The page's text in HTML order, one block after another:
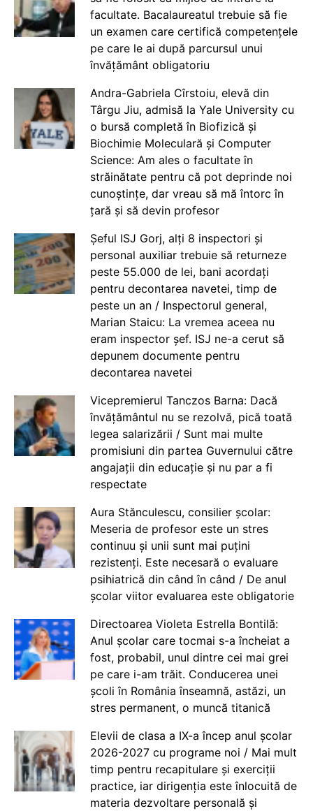
facultate. Bacalaureatul trebuie să fie
un examen care certifică competențele
pe care le ai după parcursul unui
învățământ obligatoriu
Andra-Gabriela Cîrstoiu, elevă din
Târgu Jiu, admisă la Yale University cu
o bursă completă în Biofizică și
Biochimie Moleculară și Computer
Science: Am ales o facultate în
străinătate pentru că pot deprinde noi
cunoștințe, dar vreau să mă întorc în
țară și să devin profesor
Șeful ISJ Gorj, alți 8 inspectori și
personal auxiliar trebuie să returneze
peste 55.000 de lei, bani acordați
pentru decontarea navetei, timp de
peste un an / Inspectorul general,
Marian Staicu: La vremea aceea nu
eram inspector șef. ISJ ne-a cerut să
depunem documente pentru
decontarea navetei
Vicepremierul Tanczos Barna: Dacă
învățământul nu se rezolvă, pică toată
legea salarizării / Sunt mai multe
promisiuni din partea Guvernului către
angajații din educație și nu par a fi
respectate
Aura Stănculescu, consilier școlar:
Meseria de profesor este un stres
continuu și unii sunt mai puțini
rezistenți. Este necesară o evaluare
psihiatrică din când în când / De anul
școlar viitor evaluarea este obligatorie
Directoarea Violeta Estrella Bontilă:
Anul școlar care tocmai s-a încheiat a
fost, probabil, unul dintre cei mai grei
pe care i-am trăit. Conducerea unei
școli în România înseamnă, astăzi, un
stres permanent, o muncă titanică
Elevii de clasa a IX-a încep anul școlar
2026-2027 cu programe noi / Mai mult
timp pentru recapitulare și exerciții
practice, iar dirigenția este înlocuită de
materia dezvoltare personală și